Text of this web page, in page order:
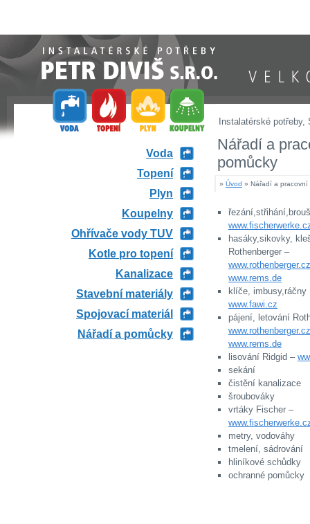
Instalatérské potřeby - PETR DIVIŠ
Instalatérské
Voda
Topení
Plyn
Koupelny
Ohřívače vody TUV
Kotle pro topení
Kanalizace
Stavební materiály
Spojovací materiál
Nářadí a pomůcky
Nářadí a
pomůcky
» Úvod » Nářadí a pracovní
hasáky,sikovky,
Rothenberger –
www.rothenberger.cz
www.rems.de
klíče, imbusy,ráčny
www.fawi.cz
pájení, letování
www.rothenberger.cz
www.rems.de
lisování Ridgid –
sekání
čistění kanalizace
šroubováky
vrtáky Fischer –
metry, vodováhy
tmelení, sádrování
hliníkové schůdky
ochranné pomůcky